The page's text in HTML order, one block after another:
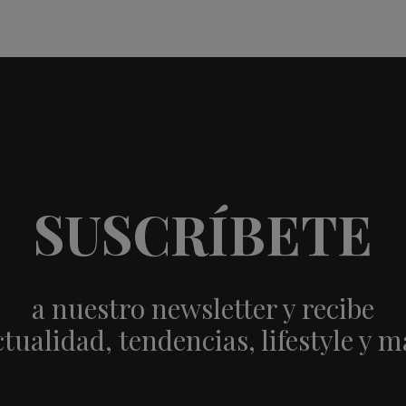
SUSCRÍBETE
a nuestro newsletter y recibe
tendencias, lifestyle y